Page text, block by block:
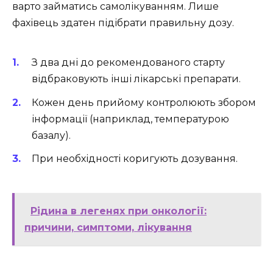
варто займатись самолікуванням. Лише
фахівець здатен підібрати правильну дозу.
З два дні до рекомендованого старту
відбраковують інші лікарські препарати.
Кожен день прийому контролюють збором
інформації (наприклад, температурою
базалу).
При необхідності коригують дозування.
Рідина в легенях при онкології:
причини, симптоми, лікування